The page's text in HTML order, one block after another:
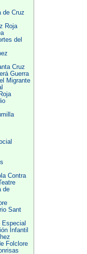
de Cruz
Roja
del
Cruz
Guerra
Migrante
Contra
de
Sant
Especial
Infantil
Folclore